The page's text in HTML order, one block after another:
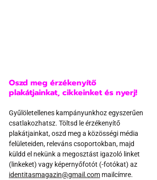
Oszd meg érzékenyítő
plakátjainkat, cikkeinket és nyerj!
Gyűlöletellenes kampányunkhoz egyszerűen
csatlakozhatsz. Töltsd le érzékenyítő
plakátjainkat, oszd meg a közösségi média
felületeiden, releváns csoportokban, majd
küldd el nekünk a megosztást igazoló linket
(linkeket) vagy képernyőfotót (-fotókat) az
identitasmagazin@gmail.com mailcímre.